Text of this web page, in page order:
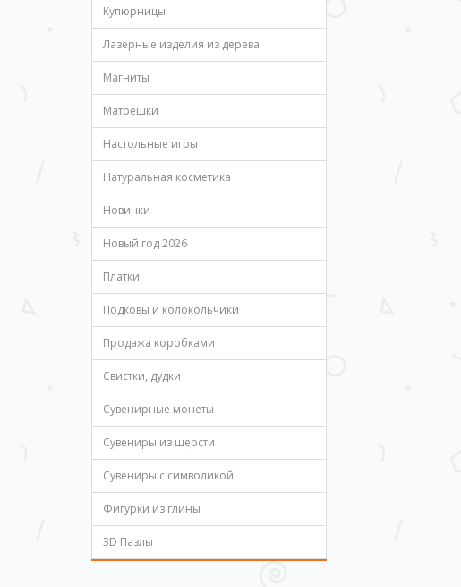
Купюрницы
Лазерные изделия из дерева
Магниты
Матрешки
Настольные игры
Натуральная косметика
Новинки
Новый год 2026
Платки
Подковы и колокольчики
Продажа коробками
Свистки, дудки
Сувенирные монеты
Сувениры из шерсти
Сувениры с символикой
Фигурки из глины
3D Пазлы